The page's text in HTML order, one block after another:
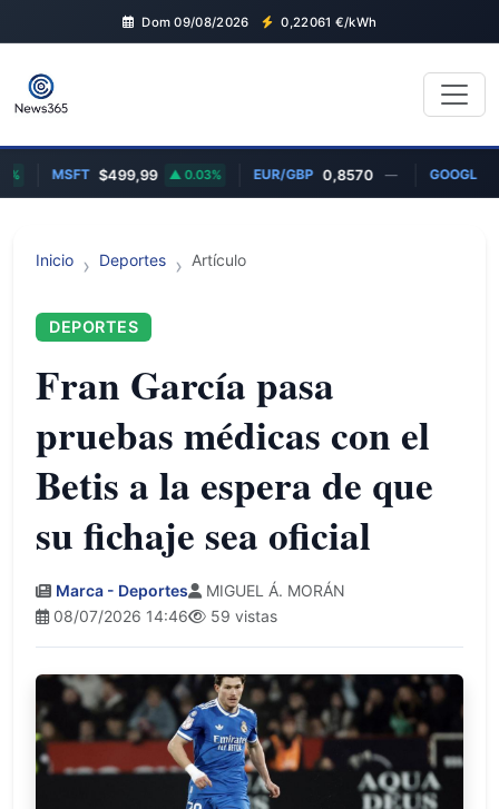
Dom 09/08/2026 0,22061 €/kWh
MSFT $499,99 0.03% EUR/GBP 0,8570 — GOOGL
Inicio Deportes Artículo
DEPORTES
Fran García pasa
pruebas médicas con el
Betis a la espera de que
su fichaje sea oficial
Marca - Deportes
MIGUEL Á. MORÁN
08/07/2026 14:46
59 vistas